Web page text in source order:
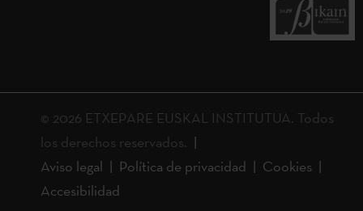
© 2026 ETXEPARE EUSKAL INSTITUTUA. Todos
los derechos reservados.
Aviso legal
Política de privacidad
Cookies
Accesibilidad